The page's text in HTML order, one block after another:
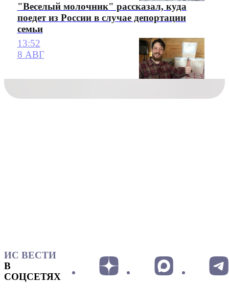
"Веселый молочник" рассказал, куда
поедет из России в случае депортации
семьи
13:52
8 АВГ
ИС ВЕСТИ
В
СОЦСЕТЯХ